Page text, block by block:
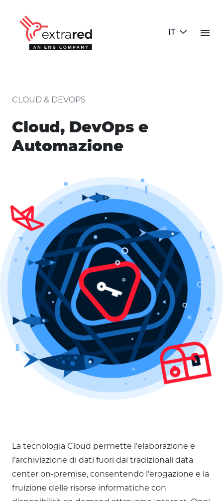
menu
CLOUD & DEVOPS
Cloud, DevOps e
Automazione
La tecnologia Cloud permette l’elaborazione e
l’archiviazione di dati fuori dai tradizionali data
center on-premise, consentendo l’erogazione e la
fruizione delle risorse informatiche con